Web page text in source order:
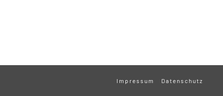
Impressum Datenschutz